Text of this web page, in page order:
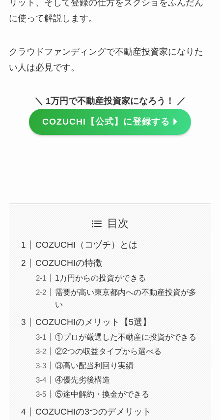
リット、そして登録の仕方をスクショをふんだん
に使って解説します。
クラウドファンディングで不動産投資家になりた
い人は必見です。
＼ 1万円で不動産投資家になろう！ ／
COZUCHI【公式】に登録する
目次
COZUCHI（コヅチ）とは
COZUCHIの特徴
1万円からの投資ができる
需要が高い東京都内への不動産投資が多
い
COZUCHIのメリット【5選】
①プロが厳選した不動産に投資ができる
②2つの収益タイプから選べる
③高い配当利回り実績
④優先劣後構造
⑤途中解約・換金ができる
COZUCHIの3つのデメリット